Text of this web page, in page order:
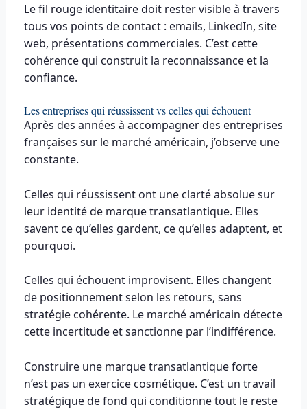
Le fil rouge identitaire doit rester visible à travers
tous vos points de contact : emails, LinkedIn, site
web, présentations commerciales. C’est cette
cohérence qui construit la reconnaissance et la
confiance.
Les entreprises qui réussissent vs celles qui échouent
Après des années à accompagner des entreprises
françaises sur le marché américain, j’observe une
constante.
Celles qui réussissent ont une clarté absolue sur
leur identité de marque transatlantique. Elles
savent ce qu’elles gardent, ce qu’elles adaptent, et
pourquoi.
Celles qui échouent improvisent. Elles changent
de positionnement selon les retours, sans
stratégie cohérente. Le marché américain détecte
cette incertitude et sanctionne par l’indifférence.
Construire une marque transatlantique forte
n’est pas un exercice cosmétique. C’est un travail
stratégique de fond qui conditionne tout le reste